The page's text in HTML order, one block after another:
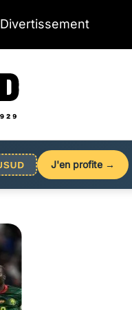
Divertissement
J'en profite →